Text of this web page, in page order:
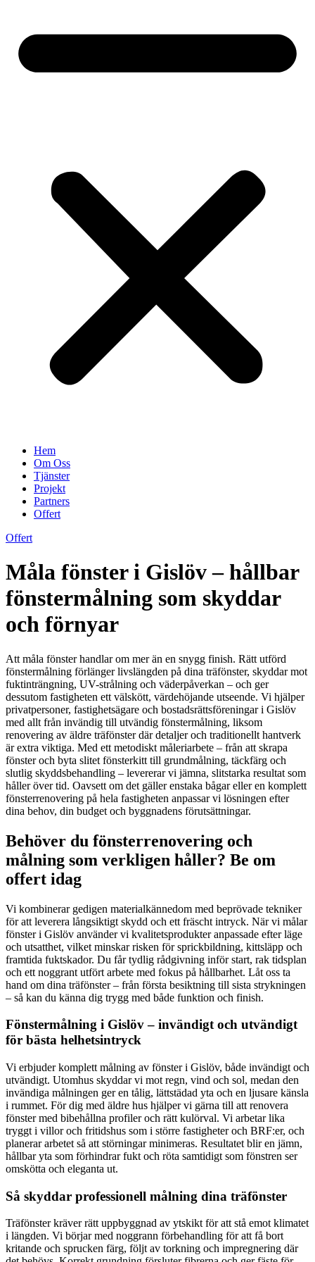
Hem
Om Oss
Tjänster
Projekt
Partners
Offert
Offert
Måla fönster i Gislöv – hållbar
fönstermålning som skyddar
och förnyar
Att måla fönster handlar om mer än en snygg finish. Rätt utförd
fönstermålning förlänger livslängden på dina träfönster, skyddar mot
fuktinträngning, UV-strålning och väderpåverkan – och ger
dessutom fastigheten ett välskött, värdehöjande utseende. Vi hjälper
privatpersoner, fastighetsägare och bostadsrättsföreningar i Gislöv
med allt från invändig till utvändig fönstermålning, liksom
renovering av äldre träfönster där detaljer och traditionellt hantverk
är extra viktiga. Med ett metodiskt måleriarbete – från att skrapa
fönster och byta slitet fönsterkitt till grundmålning, täckfärg och
slutlig skyddsbehandling – levererar vi jämna, slitstarka resultat som
håller över tid. Oavsett om det gäller enstaka bågar eller en komplett
fönsterrenovering på hela fastigheten anpassar vi lösningen efter
dina behov, din budget och byggnadens förutsättningar.
Behöver du fönsterrenovering och
målning som verkligen håller? Be om
offert idag
Vi kombinerar gedigen materialkännedom med beprövade tekniker
för att leverera långsiktigt skydd och ett fräscht intryck. När vi målar
fönster i Gislöv använder vi kvalitetsprodukter anpassade efter läge
och utsatthet, vilket minskar risken för sprickbildning, kittsläpp och
framtida fuktskador. Du får tydlig rådgivning inför start, rak tidsplan
och ett noggrant utfört arbete med fokus på hållbarhet. Låt oss ta
hand om dina träfönster – från första besiktning till sista strykningen
– så kan du känna dig trygg med både funktion och finish.
Fönstermålning i Gislöv – invändigt och utvändigt
för bästa helhetsintryck
Vi erbjuder komplett målning av fönster i Gislöv, både invändigt och
utvändigt. Utomhus skyddar vi mot regn, vind och sol, medan den
invändiga målningen ger en tålig, lättstädad yta och en ljusare känsla
i rummet. För dig med äldre hus hjälper vi gärna till att renovera
fönster med bibehållna profiler och rätt kulörval. Vi arbetar lika
tryggt i villor och fritidshus som i större fastigheter och BRF:er, och
planerar arbetet så att störningar minimeras. Resultatet blir en jämn,
hållbar yta som förhindrar fukt och röta samtidigt som fönstren ser
omskötta och eleganta ut.
Så skyddar professionell målning dina träfönster
Träfönster kräver rätt uppbyggnad av ytskikt för att stå emot klimatet
i längden. Vi börjar med noggrann förbehandling för att få bort
kritande och sprucken färg, följt av torkning och impregnering där